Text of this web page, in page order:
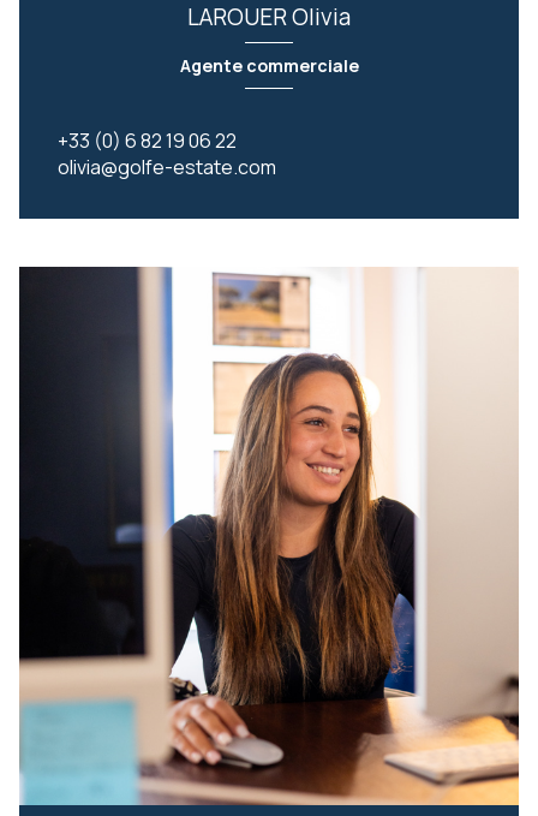
LAROUER Olivia
Agente commerciale
+33 (0) 6 82 19 06 22
olivia@golfe-estate.com